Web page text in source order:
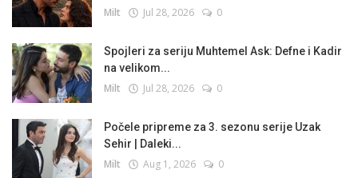
Milt Jul 28, 2026 0
Spojleri za seriju Muhtemel Ask: Defne i Kadir
na velikom...
Milt Jul 28, 2026 0
Počele pripreme za 3. sezonu serije Uzak
Sehir | Daleki...
Milt Aug 1, 2026 0